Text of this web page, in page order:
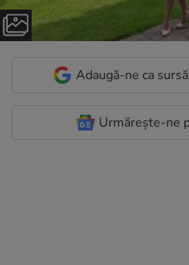
Adaugă-ne ca
Urmărește-ne